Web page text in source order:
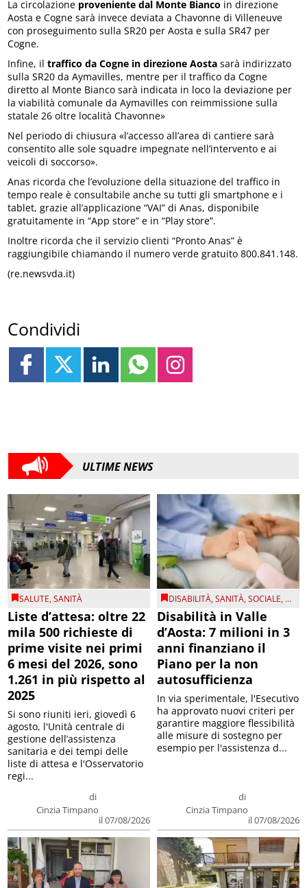
La circolazione proveniente dal Monte Bianco in direzione
Aosta e Cogne sarà invece deviata a Chavonne di Villeneuve
con proseguimento sulla SR20 per Aosta e sulla SR47 per
Cogne.
Infine, il traffico da Cogne in direzione Aosta sarà indirizzato
sulla SR20 da Aymavilles, mentre per il traffico da Cogne
diretto al Monte Bianco sarà indicata in loco la deviazione per
la viabilità comunale da Aymavilles con reimmissione sulla
statale 26 oltre località Chavonne»
Nel periodo di chiusura «l’accesso all’area di cantiere sarà
consentito alle sole squadre impegnate nell’intervento e ai
veicoli di soccorso».
Anas ricorda che l’evoluzione della situazione del traffico in
tempo reale è consultabile anche su tutti gli smartphone e i
tablet, grazie all’applicazione “VAI” di Anas, disponibile
gratuitamente in “App store” e in “Play store”.
Inoltre ricorda che il servizio clienti “Pronto Anas” è
raggiungibile chiamando il numero verde gratuito 800.841.148.
(re.newsvda.it)
Condividi
ULTIME NEWS
SALUTE,SANITÀ
Liste d’attesa: oltre 22
mila 500 richieste di
prime visite nei primi
6 mesi del 2026, sono
1.261 in più rispetto al
2025
di
Cinzia Timpano
il 07/08/2026
Si sono riuniti ieri, giovedì 6
agosto, l'Unità centrale di
gestione dell’assistenza
sanitaria e dei tempi delle
liste di attesa e l'Osservatorio
regi...
DISABILITÀ,SANITÀ,SOCIALE, ...
Disabilità in Valle
d’Aosta: 7 milioni in 3
anni finanziano il
Piano per la non
autosufficienza
di
Cinzia Timpano
il 07/08/2026
In via sperimentale, l'Esecutivo
ha approvato nuovi criteri per
garantire maggiore flessibilità
alle misure di sostegno per
esempio per l'assistenza d...